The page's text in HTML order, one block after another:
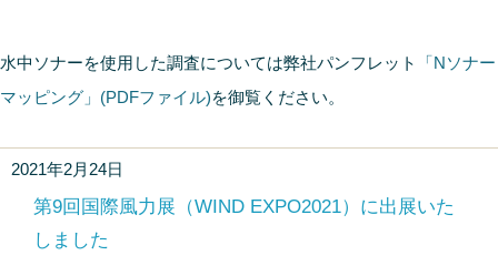
水中ソナーを使用した調査については弊社パンフレット
「Nソナー
マッピング」(PDFファイル)を御覧ください。
2021年2月24日
第9回国際風力展（WIND EXPO2021）に出展いた
しました